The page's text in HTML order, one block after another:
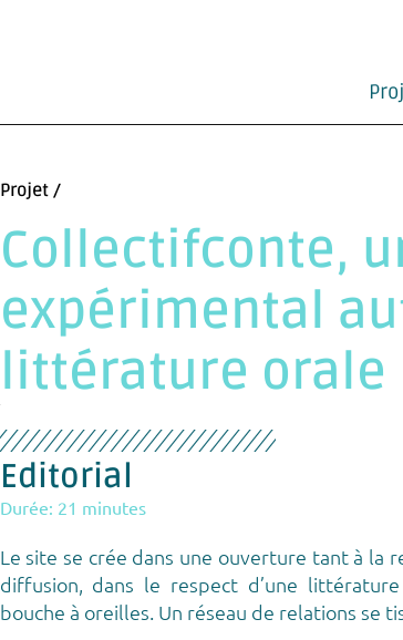
Projet /
Collectifconte,
expérimental
littérature orale
Editorial
Durée: 21 minutes
Le site se crée dans une ouverture tant à la
diffusion, dans le respect d’une
bouche à oreilles. Un réseau de relations se